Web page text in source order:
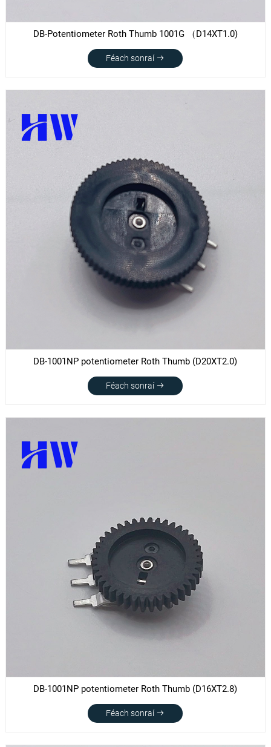
DB-Potentiometer Roth Thumb 1001G （D14XT1.0)
Féach sonraí
DB-1001NP potentiometer Roth Thumb (D20XT2.0)
Féach sonraí
DB-1001NP potentiometer Roth Thumb (D16XT2.8)
Féach sonraí